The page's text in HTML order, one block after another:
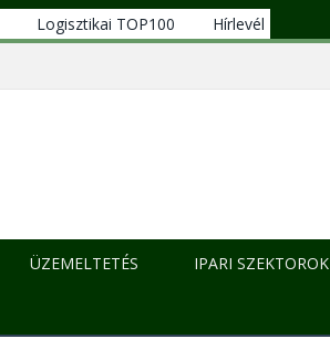
Logisztikai TOP100
Hírlevél
ÜZEMELTETÉS IPARI SZEKTOROK